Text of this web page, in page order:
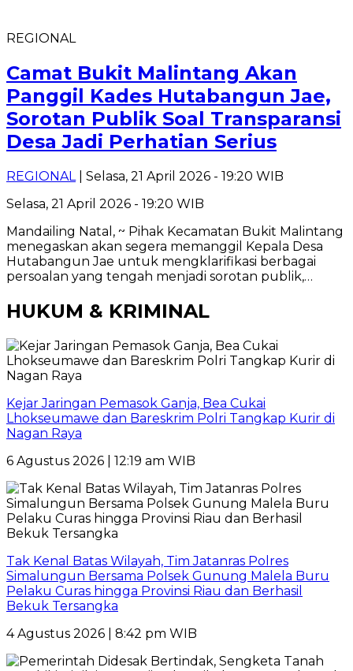
REGIONAL
Camat Bukit Malintang Akan
Panggil Kades Hutabangun Jae,
Sorotan Publik Soal Transparansi
Desa Jadi Perhatian Serius
REGIONAL| Selasa, 21 April 2026 - 19:20 WIB
Selasa, 21 April 2026 - 19:20 WIB
Mandailing Natal, ~ Pihak Kecamatan Bukit Malintang
menegaskan akan segera memanggil Kepala Desa
Hutabangun Jae untuk mengklarifikasi berbagai
persoalan yang tengah menjadi sorotan publik,…
HUKUM & KRIMINAL
Kejar Jaringan Pemasok Ganja, Bea Cukai
Lhokseumawe dan Bareskrim Polri Tangkap Kurir di
Nagan Raya
6 Agustus 2026 | 12:19 am WIB
Tak Kenal Batas Wilayah, Tim Jatanras Polres
Simalungun Bersama Polsek Gunung Malela Buru
Pelaku Curas hingga Provinsi Riau dan Berhasil
Bekuk Tersangka
4 Agustus 2026 | 8:42 pm WIB